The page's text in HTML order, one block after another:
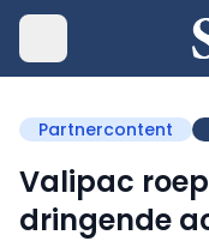
Partnercontent
Valipac
dringende